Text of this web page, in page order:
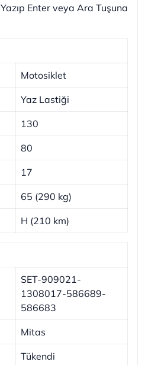
Yazıp Enter veya Ara Tuşuna
Motosiklet
Yaz Lastiği
130
80
17
65 (290 kg)
H (210 km)
SET-909021-
1308017-586689-
586683
Mitas
Tükendi